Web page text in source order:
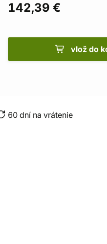
142,39 €
vlož do
60 dní na vrátenie